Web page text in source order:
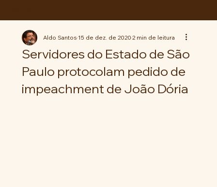
Servidores do Estado de São
Paulo protocolam pedido de
impeachment de João Dória
Aldo Santos15 de dez. de 20202 min de leitura